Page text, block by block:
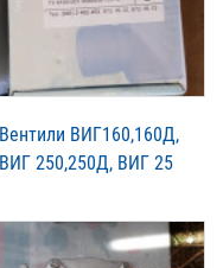
Вентили ВИГ160,160Д,
ВИГ 250,250Д, ВИГ 25